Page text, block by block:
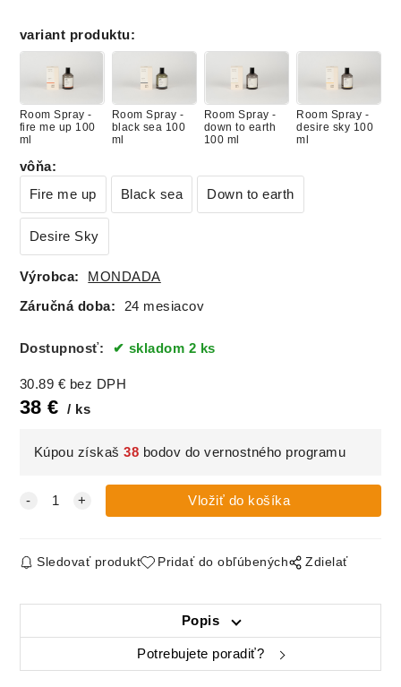
variant produktu:
Room Spray -
fire me up 100
ml
Room Spray -
black sea 100
ml
Room Spray -
down to earth
100 ml
Room Spray -
desire sky 100
ml
vôňa:
Fire me up
Black sea Down to earth
Desire Sky
Výrobca: MONDADA
Záručná doba: 24 mesiacov
Dostupnosť: skladom 2 ks
30.89 € bez DPH
38 € ks
Kúpou získaš38 bodov do vernostného programu
Sledovať produkt Pridať do obľúbených Zdielať
Popis
Potrebujete poradiť?